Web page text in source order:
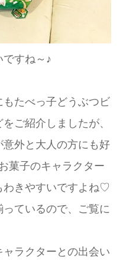
すね～♪
たべっ子どうぶつビ
ご紹介しましたが、
外と大人の方にも好
菓子のキャラクター
わきやすいですよね♡
ているので、ご覧に
ラクターとの出会い